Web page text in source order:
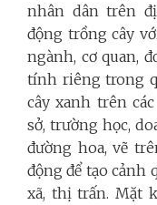
nhân dân trên
động trồng cây
ngành, cơ quan,
tính riêng trong
cây xanh trên
sở, trường học,
đường hoa, vẽ
động để tạo cảnh
xã, thị trấn. Mặt